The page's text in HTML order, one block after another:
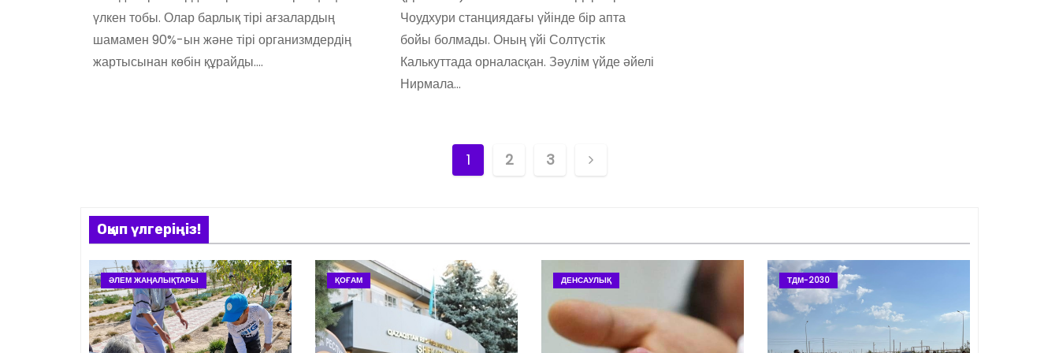
үлкен тобы. Олар барлық тірі ағзалардың
шамамен 90%-ын және тірі организмдердің
жартысынан көбін құрайды.…
Чоудхури станциядағы үйінде бір апта
бойы болмады. Оның үйі Солтүстік
Калькуттада орналасқан. Зәулім үйде әйелі
Нирмала…
и
г
а
1 2 3
Оқып үлгеріңіз!
ӘЛЕМ ЖАҢАЛЫҚТАРЫ ҚОҒАМ ДЕНСАУЛЫҚ ТДМ-2030